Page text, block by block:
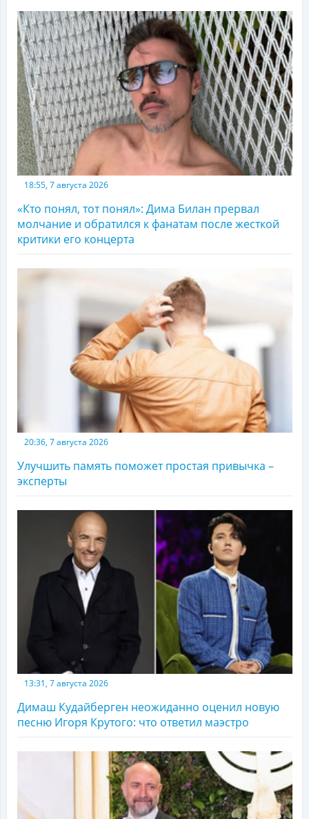
18:55, 7 августа 2026
«Кто понял, тот понял»: Дима Билан прервал
молчание и обратился к фанатам после жесткой
критики его концерта
20:36, 7 августа 2026
Улучшить память поможет простая привычка –
эксперты
13:31, 7 августа 2026
Димаш Кудайберген неожиданно оценил новую
песню Игоря Крутого: что ответил маэстро